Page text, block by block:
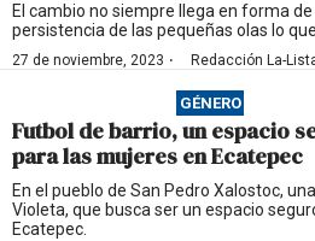
El cambio no siempre llega en forma
persistencia de las pequeñas olas lo
27 de noviembre, 2023 · Redacción La-
GÉNERO
Futbol de barrio, un espacio
para las mujeres en Ecatepec
En el pueblo de San Pedro Xalostoc,
Violeta, que busca ser un espacio
Ecatepec.